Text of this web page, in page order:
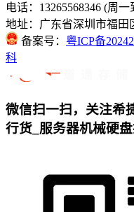
电话：13265568346 (周
地址：广东省深圳市福田
备案号： 粤ICP备
科
微信扫一扫，关注希
行货_服务器机械硬